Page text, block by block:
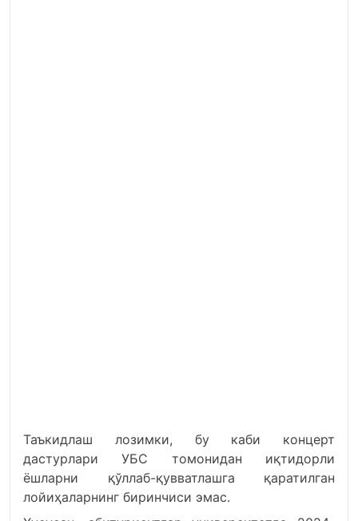
Таъкидлаш лозимки, бу каби концерт
дастурлари УБС томонидан иқтидорли
ёшларни қўллаб-қувватлашга қаратилган
лойиҳаларнинг биринчиси эмас.